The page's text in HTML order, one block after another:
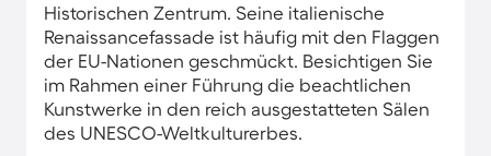
Historischen Zentrum. Seine italienische
Renaissancefassade ist häufig mit den Flaggen
der EU-Nationen geschmückt. Besichtigen Sie
im Rahmen einer Führung die beachtlichen
Kunstwerke in den reich ausgestatteten Sälen
des UNESCO-Weltkulturerbes.